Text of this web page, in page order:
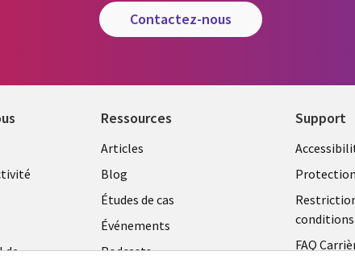
contactez-nous
de
Ressources
Library
Links
FRANCE
Articles
Blog
Études de cas
Événements
Podcasts
Support
Legal
FAQ